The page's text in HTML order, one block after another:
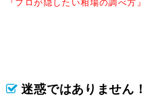
『プロが隠したい相場の調べ方』
迷惑ではありません！